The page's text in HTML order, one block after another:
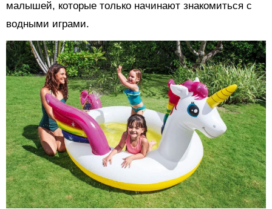
малышей, которые только начинают знакомиться с
водными играми.